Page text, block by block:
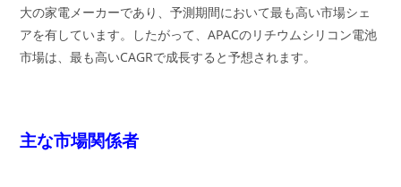
大の家電メーカーであり、予測期間において最も高い市場シェ
アを有しています。したがって、APACのリチウムシリコン電池
市場は、最も高いCAGRで成長すると予想されます。
主な市場関係者